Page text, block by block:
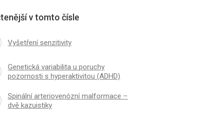
v tomto čísle
Vyšetření senzitivity
Genetická variabilita u poruchy
pozornosti s hyperaktivitou (ADHD)
Spinální arteriovenózní malformace –
dvě kazuistiky